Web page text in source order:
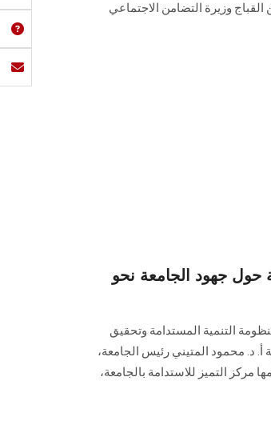
وزيرة التضامن الاجتماعي
جهود الجامعة نحو
التنمية المستدامة وتحقيق
برعاية أ. د. محمود المتيني رئيس الجامعة،
مركز التميز للاستدامة بالجامعة،